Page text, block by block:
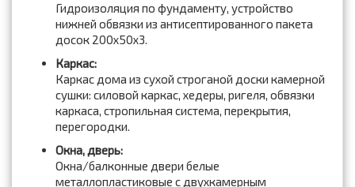
Гидроизоляция по фундаменту, устройство
нижней обвязки из антисептированного пакета
досок 200x50x3.
Каркас:
Каркас дома из сухой строганой доски камерной
сушки: силовой каркас, хедеры, ригеля, обвязки
каркаса, стропильная система, перекрытия,
перегородки.
Окна, дверь:
Окна/балконные двери белые
металлопластиковые с двухкамерным